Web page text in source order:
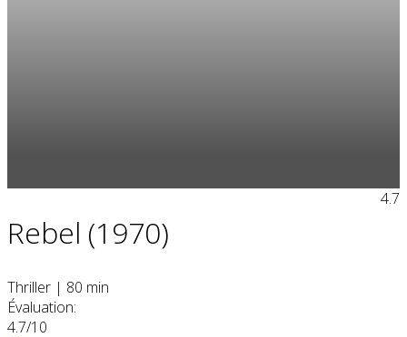
Rebel (1970)
Thriller | 80 min
Évaluation:
4.7/10
4.7